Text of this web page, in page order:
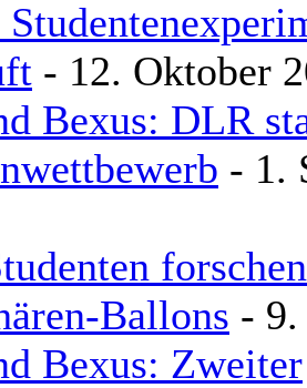
- 12. Oktober
Bexus: DLR
- 1.
Ballons -
Bexus: Zweiter